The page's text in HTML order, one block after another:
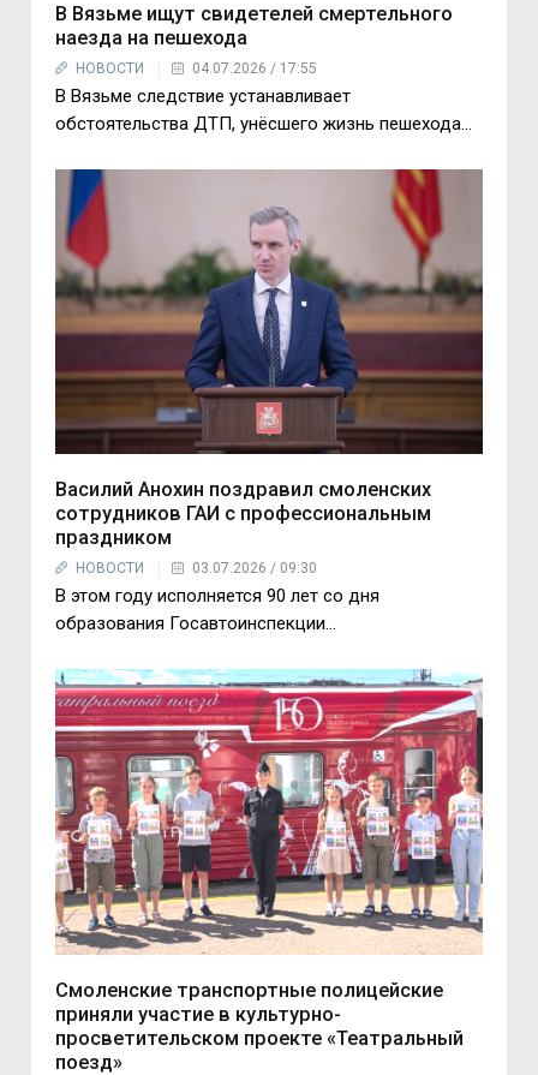
В Вязьме ищут свидетелей смертельного
наезда на пешехода
НОВОСТИ 04.07.2026 / 17:55
В Вязьме следствие устанавливает
обстоятельства ДТП, унёсшего жизнь пешехода...
Василий Анохин поздравил смоленских
сотрудников ГАИ с профессиональным
праздником
НОВОСТИ 03.07.2026 / 09:30
В этом году исполняется 90 лет со дня
образования Госавтоинспекции...
Смоленские транспортные полицейские
приняли участие в культурно-
просветительском проекте «Театральный
поезд»